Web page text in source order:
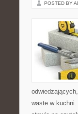
POSTED BY
waste w